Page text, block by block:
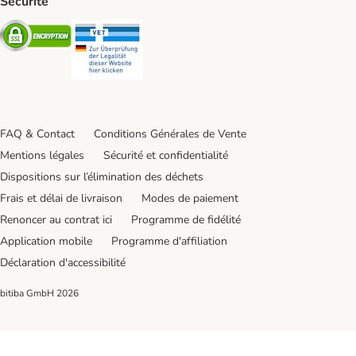
Security
FAQ & Contact
Conditions Générales de Vente
Mentions légales
Sécurité et confidentialité
Dispositions sur l’élimination des déchets
Frais et délai de livraison
Modes de paiement
Renoncer au contrat ici
Programme de fidélité
Application mobile
Programme d'affiliation
Déclaration d'accessibilité
bitiba GmbH 2026